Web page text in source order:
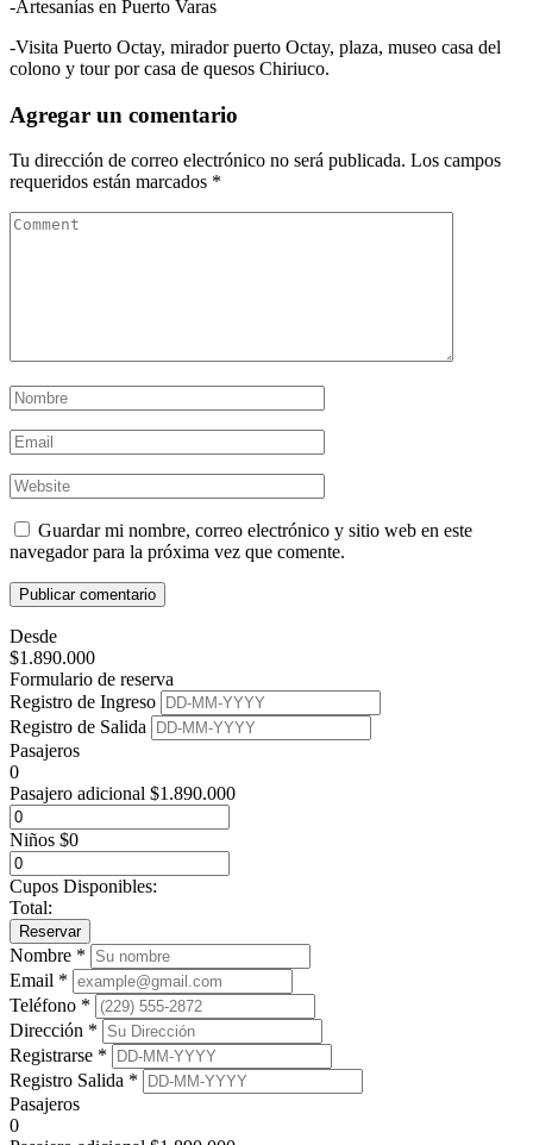
-Artesanías en Puerto Varas
-Visita Puerto Octay, mirador puerto Octay, plaza, museo casa del
colono y tour por casa de quesos Chiriuco.
Agregar un comentario
Tu dirección de correo electrónico no será publicada. Los campos
requeridos están marcados *
Guardar mi nombre, correo electrónico y sitio web en este
navegador para la próxima vez que comente.
Desde
$1.890.000
Formulario de reserva
Registro de Ingreso
Registro de Salida
Pasajeros
0
Pasajero adicional $1.890.000
Niños $0
Cupos Disponibles:
Total:
Reservar
Nombre *
Email *
Teléfono *
Dirección *
Registrarse *
Registro Salida *
Pasajeros
0